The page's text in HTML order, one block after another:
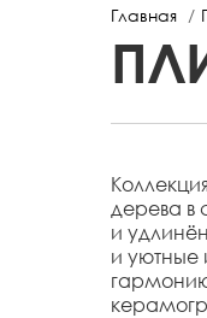
Главная
дерева в
и
и уютные